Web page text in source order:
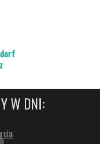
W DNI: